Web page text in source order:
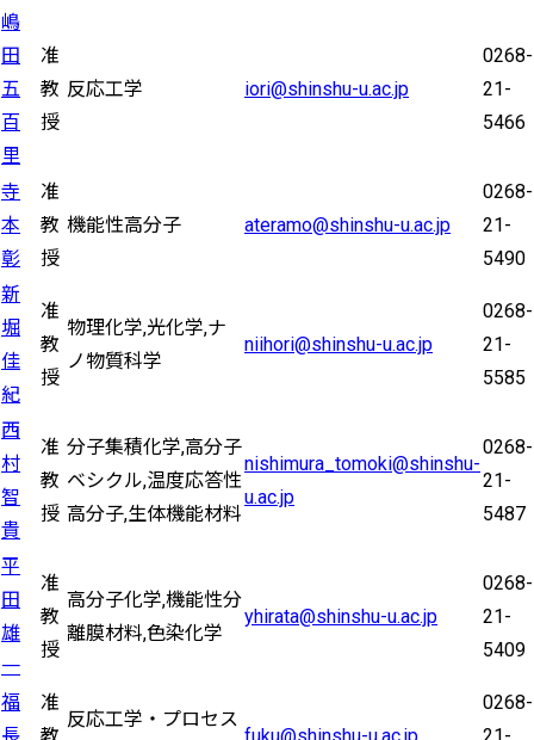
嶋
田
五
百
里
准
教
授
反応工学 iori@shinshu-u.ac.jp
0268-
21-
5466
寺
本
彰
准
教
授
機能性高分子 ateramo@shinshu-u.ac.jp
0268-
21-
5490
新
堀
佳
紀
准
教
授
物理化学,光化学,ナ
ノ物質科学
niihori@shinshu-u.ac.jp
0268-
21-
5585
西
村
智
貴
准
教
授
分子集積化学,高分子
ベシクル,温度応答性
高分子,生体機能材料
nishimura_tomoki@shinshu-
u.ac.jp
0268-
21-
5487
平
田
雄
一
准
教
授
高分子化学,機能性分
離膜材料,色染化学
yhirata@shinshu-u.ac.jp
0268-
21-
5409
福
准
反応工学・プロセス
0268-